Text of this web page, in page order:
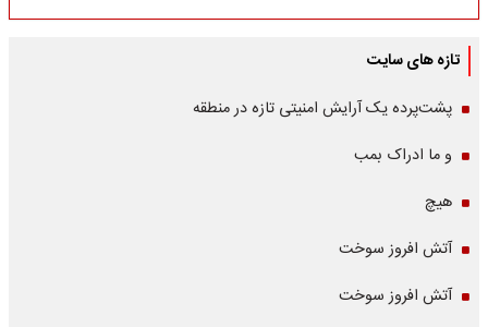
تازه های سایت
پشت‌پرده یک آرایش امنیتی تازه در منطقه
و ما ادراک بمب
هیچ
آتش افروز سوخت
آتش افروز سوخت